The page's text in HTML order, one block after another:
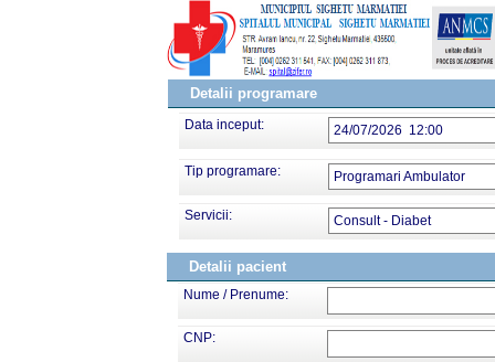
Detalii programare
Data inceput: 24/07/2026 12:00
Tip programare: Programari Ambulator
Servicii: Consult - Diabet
Detalii pacient
Nume / Prenume:
CNP: